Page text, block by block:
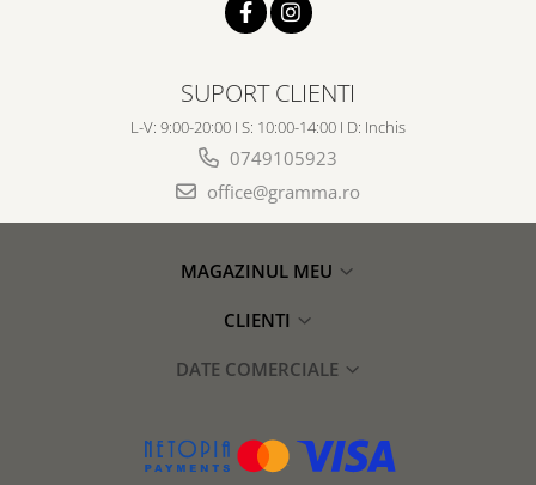
SUPORT CLIENTI
L-V: 9:00-20:00 I S: 10:00-14:00 I D: Inchis
0749105923
office@gramma.ro
MAGAZINUL MEU
CLIENTI
DATE COMERCIALE